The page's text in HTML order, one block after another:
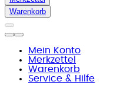
Warenkorb
Mein Konto
Merkzettel
Warenkorb
Service & Hilfe